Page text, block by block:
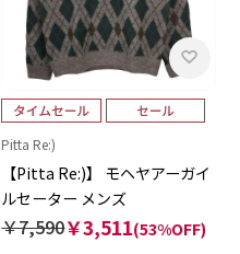
Pitta Re:)
【Pitta Re:)】 モヘヤアーガイ
ルセーター メンズ
￥7,590￥3,511(53%OFF)